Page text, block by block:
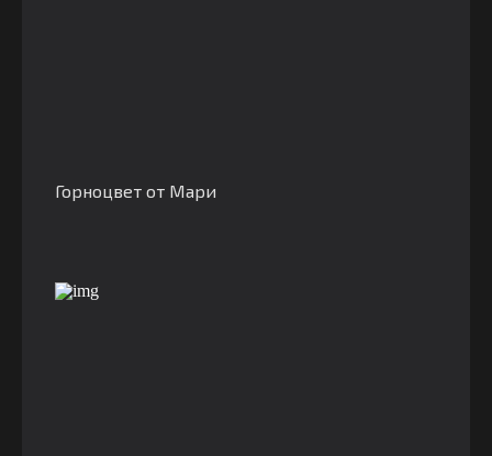
Горноцвет от Мари